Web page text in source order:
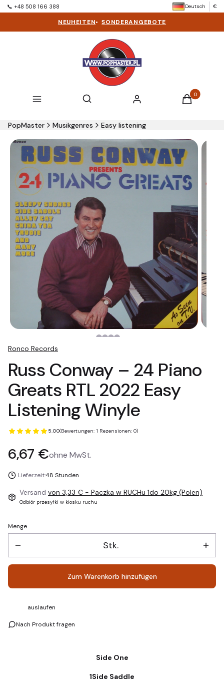
📞 +48 508 166 388 Deutsch €
NEUHEITEN• SONDERANGEBOTE
Menü Suchmaschine öffnen
Suchen Einloggen Produkte im
Warenkorb
PopMaster Musikgenres Easy listening
Ronco Records
Russ Conway ‎– 24 Piano
Greats RTL 2022 Easy
Listening Winyle
5.00(Bewertungen: 1 Rezensionen: 0)
Preis
6,67 €ohne MwSt.
Lieferzeit:48 Stunden
Versand von 3,33 € - Paczka w RUCHu 1do 20kg (Polen)
Odbiór przesyłki w kiosku ruchu
Menge
Stk.
Zum Warenkorb hinzufügen
auslaufen
Nach Produkt fragen
Side One
1Side Saddle